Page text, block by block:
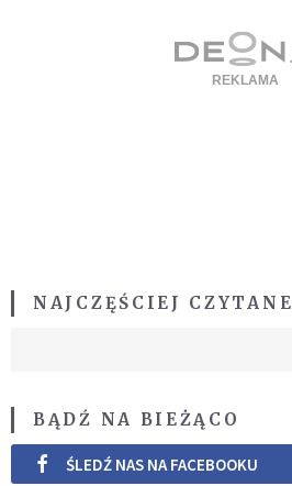
NAJCZĘŚCIEJ CZYTANE
BĄDŹ NA BIEŻĄCO
ŚLEDŹ NAS NA FACEBOOKU